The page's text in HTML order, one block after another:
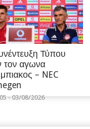
Τύπου
τον αγωνα
– NEC
- 03/08/2026